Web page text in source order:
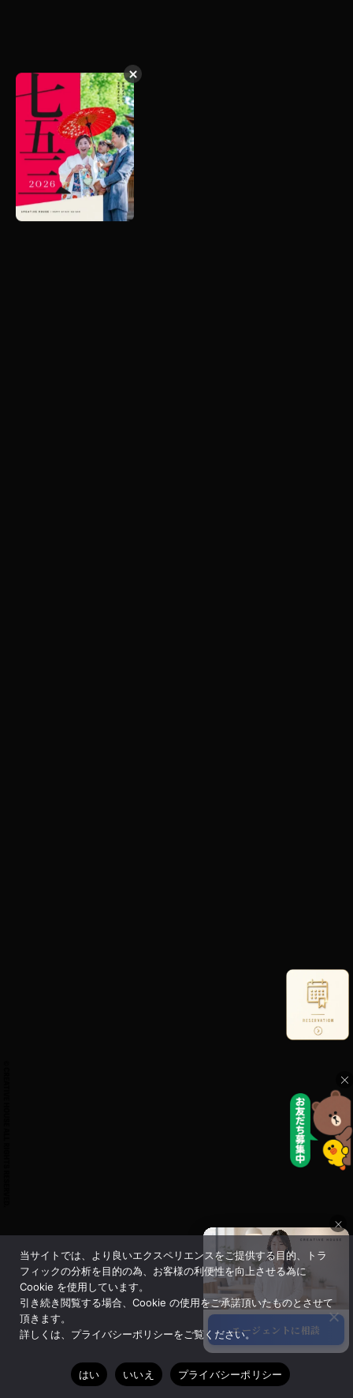
×
エージェントに相談
×
当サイトでは、より良いエクスペリエンスをご提供する目的、トラ
フィックの分析を目的の為、お客様の利便性を向上させる為に
Cookie を使用しています。
引き続き閲覧する場合、Cookie の使用をご承諾頂いたものとさせて
頂きます。
詳しくは、プライバシーポリシーをご覧ください。
はい いいえ プライバシーポリシー